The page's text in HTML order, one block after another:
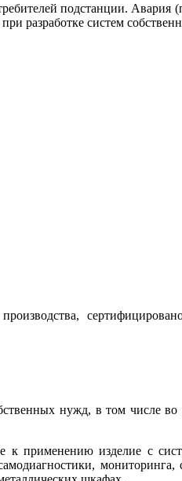
подстанции. Авария
разработке систем
нужд, в том числе
изделие с